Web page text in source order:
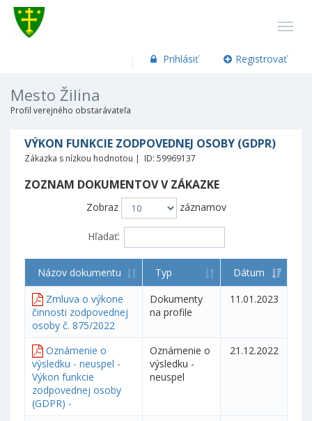
Prihlásiť Registrovať
Mesto Žilina
Profil verejného obstarávateľa
VÝKON FUNKCIE ZODPOVEDNEJ OSOBY (GDPR)
Zákazka s nízkou hodnotou | ID: 59969137
ZOZNAM DOKUMENTOV V ZÁKAZKE
Zobraz záznamov
Hľadať:
Názov dokumentu Typ
Dátum
Zmluva o výkone
činnosti zodpovednej
osoby č. 875/2022
Dokumenty
na profile
11.01.2023
Oznámenie o
výsledku - neuspel -
Výkon funkcie
zodpovednej osoby
(GDPR) -
Oznámenie o
výsledku -
neuspel
21.12.2022